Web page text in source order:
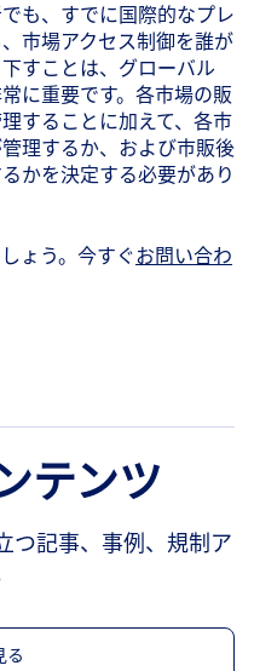
も、すでに国際的なプレ
市場アクセス制御を誰が
すことは、グローバル
に重要です。各市場の販
することに加えて、各市
理するか、および市販後
かを決定する必要があり
ょう。今すぐお問い合わ
テンツ
つ記事、事例、規制ア
る